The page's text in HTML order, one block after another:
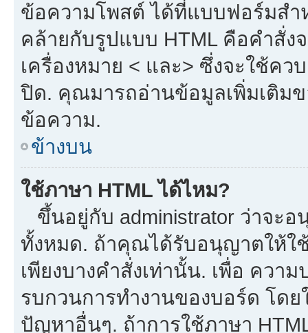
ข้อความโพสต์ ได้ที่แบบฟอร์มสำ
คล้ายกับรูปแบบ HTML คือคำสั่ง
เครื่องหมาย < และ> ซึ่งจะใช้ค
ปิด. คุณมารถอ่านข้อมูลเพิ่มเติม
ข้อความ.
ข้างบน
ใช้ภาษา HTML ได้ไหม?
ขึ้นอยู่กับ administrator ว่าจะ
ทั้งหมด. ถ้าคุณได้รับอนุญาตให้ใ
เพียงบางคำสั่งเท่านั้น. เพื่อ ควา
รบกวนการทำงานของบอร์ด โด
ปัญหาอื่นๆ. ถ้าการใช้ภาษา